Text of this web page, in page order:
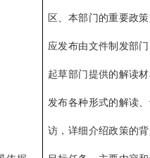
区、本部门的重要政
应发布由文件制发部
起草部门提供的解读
发布各种形式的解读
访，详细介绍政策的